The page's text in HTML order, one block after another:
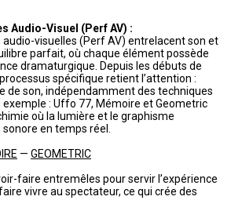
Audio-Visuel (Perf AV) :
visuelles (Perf AV) entrelacent son et
parfait, où chaque élément possède
dramaturgique. Depuis les débuts de
spécifique retient l’attention :
de son, indépendamment des techniques
: Uffo 77, Mémoire et Geometric
où la lumière et le graphisme
en temps réel.
— GEOMETRIC
faire entremêles pour servir l’expérience
vivre au spectateur, ce qui crée des